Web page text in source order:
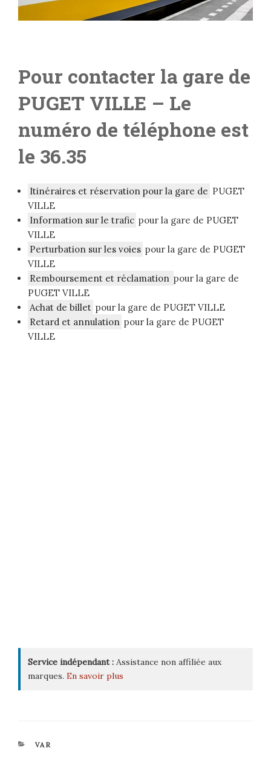
Pour contacter la gare de
PUGET VILLE – Le
numéro de téléphone est
le 36.35
Itinéraires et réservation pour la gare de PUGET
VILLE
Information sur le trafic pour la gare de PUGET
VILLE
Perturbation sur les voies pour la gare de PUGET
VILLE
Remboursement et réclamation pour la gare de
PUGET VILLE
Achat de billet pour la gare de PUGET VILLE
Retard et annulation pour la gare de PUGET
VILLE
Service indépendant : Assistance non affiliée aux
marques. En savoir plus
CATÉGORIES
VAR